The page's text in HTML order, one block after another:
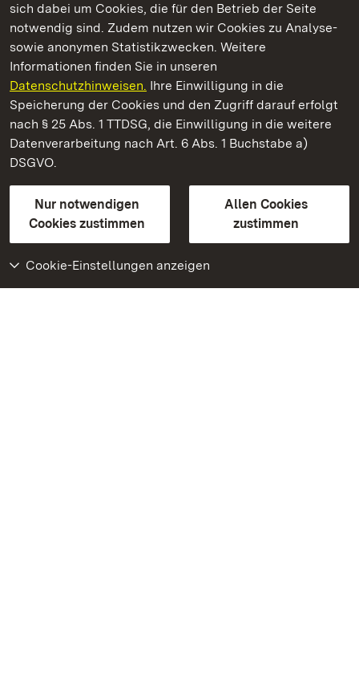
sich dabei um Cookies, die für den Betrieb der Seite
notwendig sind. Zudem nutzen wir Cookies zu Analyse-
sowie anonymen Statistikzwecken. Weitere
Informationen finden Sie in unseren
Datenschutzhinweisen. Ihre Einwilligung in die
Speicherung der Cookies und den Zugriff darauf erfolgt
nach § 25 Abs. 1 TTDSG, die Einwilligung in die weitere
Datenverarbeitung nach Art. 6 Abs. 1 Buchstabe a)
DSGVO.
Nur notwendigen
Cookies zustimmen
Allen Cookies
zustimmen
Cookie-Einstellungen anzeigen
Schloss und Schlossgarten Schwetzingen
Staatliche Schlösser und Gärten Baden-Württemberg
Kontakt
GebärdenspracheLeichte Sprache
Erklärung zur Barrierefreiheit
BITV-konform (geprüfte Seiten)
Weiteres